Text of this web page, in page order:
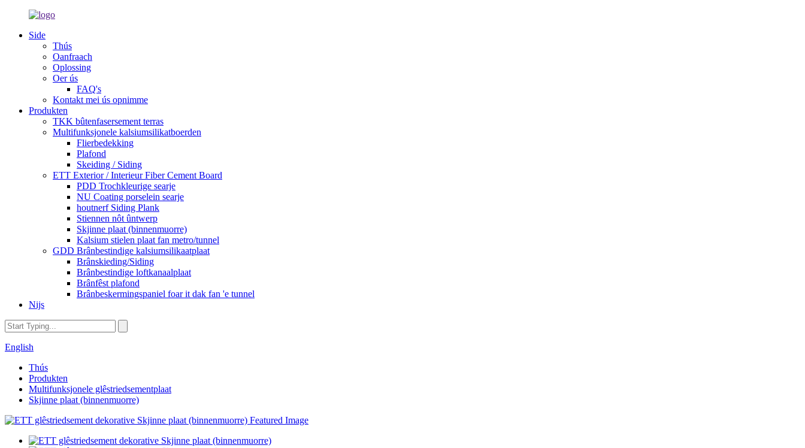
Side
Thús
Oanfraach
Oplossing
Oer ús
FAQ's
Kontakt mei ús opnimme
Produkten
TKK bûtenfasersement terras
Multifunksjonele kalsiumsilikatboerden
Flierbedekking
Plafond
Skeiding / Siding
ETT Exterior / Interieur Fiber Cement Board
PDD Trochkleurige searje
NU Coating porselein searje
houtnerf Siding Plank
Stiennen nôt ûntwerp
Skjinne plaat (binnenmuorre)
Kalsium stielen plaat fan metro/tunnel
GDD Brânbestindige kalsiumsilikaatplaat
Brânskieding/Siding
Brânbestindige loftkanaalplaat
Brânfêst plafond
Brânbeskermingspaniel foar it dak fan 'e tunnel
Nijs
English
Thús
Produkten
Multifunksjonele glêstriedsementplaat
Skjinne plaat (binnenmuorre)